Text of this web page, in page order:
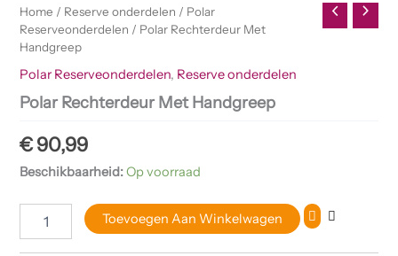
Home / Reserve onderdelen / Polar
Reserveonderdelen / Polar Rechterdeur Met
Handgreep
Polar Reserveonderdelen, Reserve onderdelen
Polar Rechterdeur Met Handgreep
€90,99
Beschikbaarheid:Op voorraad
Handgreep
aantal
Toevoegen Aan Winkelwagen